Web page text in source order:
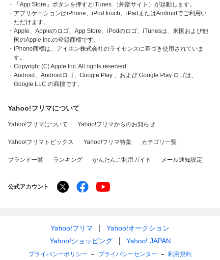
・「App Store」ボタンを押すとiTunes （外部サイト）が起動します。
・アプリケーションはiPhone、iPod touch、iPadまたはAndroidでご利用い
ただけます。
・Apple、Appleのロゴ、App Store、iPodのロゴ、iTunesは、米国および他
国のApple Inc.の登録商標です。
・iPhone商標は、アイホン株式会社のライセンスに基づき使用されていま
す。
・Copyright (C) Apple Inc. All rights reserved.
・Android、Androidロゴ、Google Play 、および Google Play ロゴは、
Google LLC の商標です。
Yahoo!フリマについて
Yahoo!フリマについて Yahoo!フリマからのお知らせ
Yahoo!フリマトピックス Yahoo!フリマ特集 カテゴリ一覧
ブランド一覧 ランキング かんたんご利用ガイド メール通知設定
公式アカウント
Yahoo!フリマ
Yahoo!オークション
Yahoo!ショッピング
Yahoo! JAPAN
プライバシーポリシー プライバシーセンター 利用規約